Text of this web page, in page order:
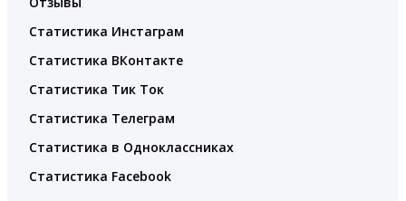
Статистика Инстаграм
Статистика ВКонтакте
Статистика Тик Ток
Статистика Телеграм
Статистика в Одноклассниках
Статистика Facebook